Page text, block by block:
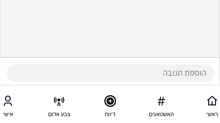
ראשי האשטאגים דיווח צבע אדום אישי